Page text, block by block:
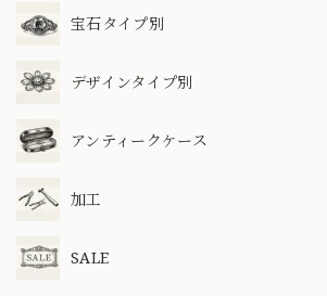
宝石タイプ別
デザインタイプ別
アンティークケース
加工
SALE